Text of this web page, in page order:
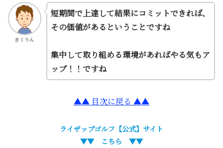
きくりん
短期間で上達して結果にコミットできれば、
その価値があるということですね
集中して取り組める環境があればやる気もア
ップ！！ですね
▲▲ 目次に戻る ▲▲
ライザップゴルフ 【公式】サイト
▼▼ こちら ▼▼